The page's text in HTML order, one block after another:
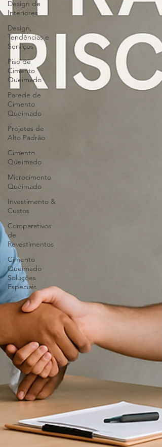
Design de
Interiores
Design,
Tendências e
Serviços
Piso de
Cimento
Queimado
Parede de
Cimento
Queimado
Projetos de
Alto Padrão
Cimento
Queimado
Microcimento
Queimado
Investimento &
Custos
Comparativos
de
Revestimentos
Cimento
Queimado
Soluções
Especiais